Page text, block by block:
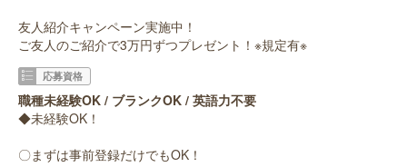
友人紹介キャンペーン実施中！
ご友人のご紹介で3万円ずつプレゼント！※規定有※
応募資格
職種未経験OK / ブランクOK / 英語力不要
◆未経験OK！
〇まずは事前登録だけでもOK！